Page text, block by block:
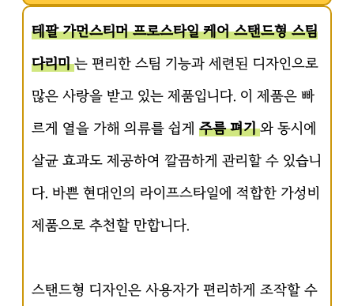
테팔 가먼스티머 프로스타일 케어 스탠드형 스팀
다리미는 편리한 스팀 기능과 세련된 디자인으로
많은 사랑을 받고 있는 제품입니다. 이 제품은 빠
르게 열을 가해 의류를 쉽게 주름 펴기와 동시에
살균 효과도 제공하여 깔끔하게 관리할 수 있습니
다. 바쁜 현대인의 라이프스타일에 적합한 가성비
제품으로 추천할 만합니다.
스탠드형 디자인은 사용자가 편리하게 조작할 수